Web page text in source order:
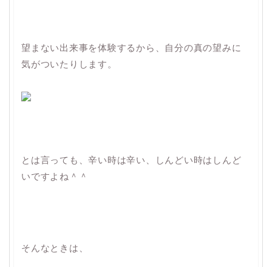
望まない出来事を体験するから、自分の真の望みに
気がついたりします。
とは言っても、辛い時は辛い、しんどい時はしんど
いですよね＾＾
そんなときは、